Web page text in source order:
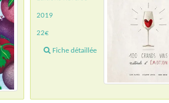
2019
22€
Fiche détaillée